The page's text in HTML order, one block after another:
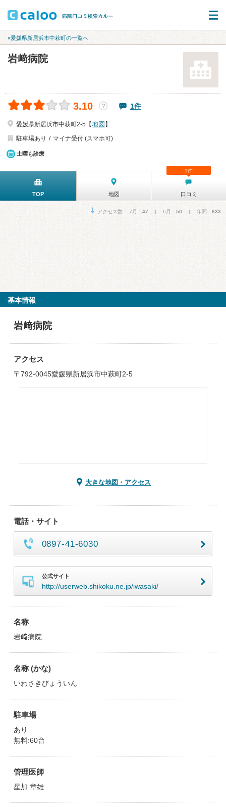
«愛媛県新居浜市中萩町の一覧へ
岩﨑病院
3.10 ？ 1件
愛媛県新居浜市中萩町2-5【地図 】
駐車場あり
マイナ受付 (スマホ可)
土曜も診療
TOP 地図 口コミ
1件
アクセス数 7月： 47 | 6月： 50 | 年間： 633
基本情報
岩﨑病院
アクセス
〒792-0045愛媛県新居浜市中萩町2-5
大きな地図・アクセス
電話・サイト
0897-41-6030
公式サイト
http://userweb.shikoku.ne.jp/iwasaki/
名称
岩﨑病院
名称 (かな)
いわさきびょういん
駐車場
あり
無料:60台
管理医師
星加 章雄